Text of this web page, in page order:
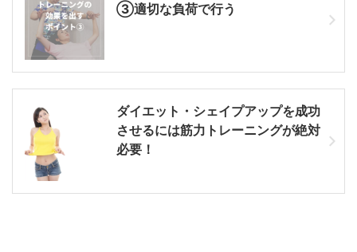
③適切な負荷で行う
ダイエット・シェイプアップを成功
させるには筋力トレーニングが絶対
必要！